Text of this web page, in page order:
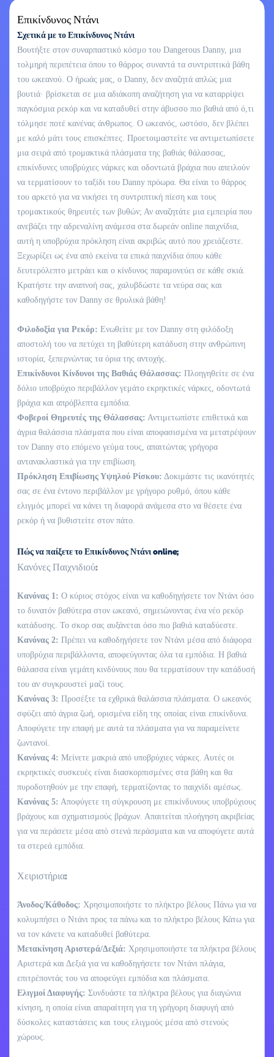
Επικίνδυνος Ντάνι
Σχετικά με το Επικίνδυνος Ντάνι
Βουτήξτε στον συναρπαστικό κόσμο του Dangerous Danny, μια
τολμηρή περιπέτεια όπου το θάρρος συναντά τα συντριπτικά βάθη
του ωκεανού. Ο ήρωάς μας, ο Danny, δεν αναζητά απλώς μια
βουτιά· βρίσκεται σε μια αδιάκοπη αναζήτηση για να καταρρίψει
παγκόσμια ρεκόρ και να καταδυθεί στην άβυσσο πιο βαθιά από ό,τι
τόλμησε ποτέ κανένας άνθρωπος. Ο ωκεανός, ωστόσο, δεν βλέπει
με καλό μάτι τους επισκέπτες. Προετοιμαστείτε να αντιμετωπίσετε
μια σειρά από τρομακτικά πλάσματα της βαθιάς θάλασσας,
επικίνδυνες υποβρύχιες νάρκες και οδοντωτά βράχια που απειλούν
να τερματίσουν το ταξίδι του Danny πρόωρα. Θα είναι το θάρρος
του αρκετό για να νικήσει τη συντριπτική πίεση και τους
τρομακτικούς θηρευτές των βυθών; Αν αναζητάτε μια εμπειρία που
ανεβάζει την αδρεναλίνη ανάμεσα στα δωρεάν online παιχνίδια,
αυτή η υποβρύχια πρόκληση είναι ακριβώς αυτό που χρειάζεστε.
Ξεχωρίζει ως ένα από εκείνα τα επικά παιχνίδια όπου κάθε
δευτερόλεπτο μετράει και ο κίνδυνος παραμονεύει σε κάθε σκιά.
Κρατήστε την αναπνοή σας, χαλυβδώστε τα νεύρα σας και
καθοδηγήστε τον Danny σε θρυλικά βάθη!
Φιλοδοξία για Ρεκόρ: Ενωθείτε με τον Danny στη φιλόδοξη
αποστολή του να πετύχει τη βαθύτερη κατάδυση στην ανθρώπινη
ιστορία, ξεπερνώντας τα όρια της αντοχής.
Επικίνδυνοι Κίνδυνοι της Βαθιάς Θάλασσας: Πλοηγηθείτε σε ένα
δόλιο υποβρύχιο περιβάλλον γεμάτο εκρηκτικές νάρκες, οδοντωτά
βράχια και απρόβλεπτα εμπόδια.
Φοβεροί Θηρευτές της Θάλασσας: Αντιμετωπίστε επιθετικά και
άγρια θαλάσσια πλάσματα που είναι αποφασισμένα να μετατρέψουν
τον Danny στο επόμενο γεύμα τους, απαιτώντας γρήγορα
αντανακλαστικά για την επιβίωση.
Πρόκληση Επιβίωσης Υψηλού Ρίσκου: Δοκιμάστε τις ικανότητές
σας σε ένα έντονο περιβάλλον με γρήγορο ρυθμό, όπου κάθε
ελιγμός μπορεί να κάνει τη διαφορά ανάμεσα στο να θέσετε ένα
ρεκόρ ή να βυθιστείτε στον πάτο.
Πώς να παίξετε το Επικίνδυνος Ντάνι online;
Κανόνες Παιχνιδιού:
Κανόνας 1: Ο κύριος στόχος είναι να καθοδηγήσετε τον Ντάνι όσο
το δυνατόν βαθύτερα στον ωκεανό, σημειώνοντας ένα νέο ρεκόρ
κατάδυσης. Το σκορ σας αυξάνεται όσο πιο βαθιά καταδύεστε.
Κανόνας 2: Πρέπει να καθοδηγήσετε τον Ντάνι μέσα από διάφορα
υποβρύχια περιβάλλοντα, αποφεύγοντας όλα τα εμπόδια. Η βαθιά
θάλασσα είναι γεμάτη κινδύνους που θα τερματίσουν την κατάδυσή
του αν συγκρουστεί μαζί τους.
Κανόνας 3: Προσέξτε τα εχθρικά θαλάσσια πλάσματα. Ο ωκεανός
σφύζει από άγρια ζωή, ορισμένα είδη της οποίας είναι επικίνδυνα.
Αποφύγετε την επαφή με αυτά τα πλάσματα για να παραμείνετε
ζωντανοί.
Κανόνας 4: Μείνετε μακριά από υποβρύχιες νάρκες. Αυτές οι
εκρηκτικές συσκευές είναι διασκορπισμένες στα βάθη και θα
πυροδοτηθούν με την επαφή, τερματίζοντας το παιχνίδι αμέσως.
Κανόνας 5: Αποφύγετε τη σύγκρουση με επικίνδυνους υποβρύχιους
βράχους και σχηματισμούς βράχων. Απαιτείται πλοήγηση ακριβείας
για να περάσετε μέσα από στενά περάσματα και να αποφύγετε αυτά
τα στερεά εμπόδια.
Χειριστήρια:
Άνοδος/Κάθοδος: Χρησιμοποιήστε το πλήκτρο βέλους Πάνω για να
κολυμπήσει ο Ντάνι προς τα πάνω και το πλήκτρο βέλους Κάτω για
να τον κάνετε να καταδυθεί βαθύτερα.
Μετακίνηση Αριστερά/Δεξιά: Χρησιμοποιήστε τα πλήκτρα βέλους
Αριστερά και Δεξιά για να καθοδηγήσετε τον Ντάνι πλάγια,
επιτρέποντάς του να αποφεύγει εμπόδια και πλάσματα.
Ελιγμοί Διαφυγής: Συνδυάστε τα πλήκτρα βέλους για διαγώνια
κίνηση, η οποία είναι απαραίτητη για τη γρήγορη διαφυγή από
δύσκολες καταστάσεις και τους ελιγμούς μέσα από στενούς
χώρους.